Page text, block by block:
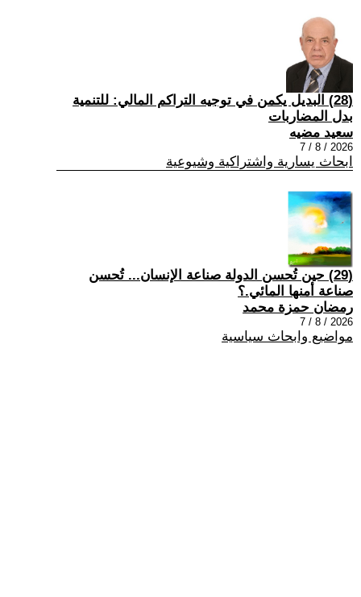
(28) البديل يكمن في توجيه التراكم المالي: للتنمية
بدل المضاربات
سعيد مضيه
2026 / 8 / 7
ابحاث يسارية واشتراكية وشيوعية
(29) حين تُحسن الدولة صناعة الإنسان... تُحسن
صناعة أمنها المائي.؟
رمضان حمزة محمد
2026 / 8 / 7
مواضيع وابحاث سياسية